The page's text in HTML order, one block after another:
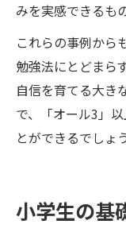
みを実感できるも
これらの事例から
勉強法にとどまら
自信を育てる大き
で、「オール3」
とができるでしょう
小学生の基